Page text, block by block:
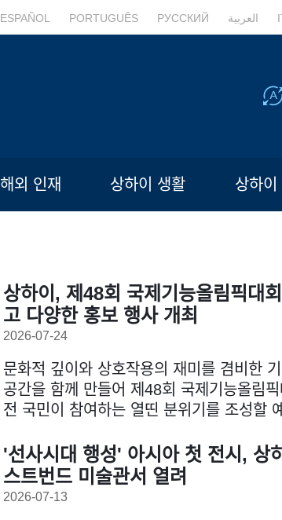
ESPAÑOL PORTUGUÊS РУССКИЙ العربية
해외 인재 상하이 생활 상하이
상하이, 제48회 국제기능올림픽대
고 다양한 홍보 행사 개최
2026-07-24
문화적 깊이와 상호작용의 재미를 겸비한
공간을 함께 만들어 제48회 국제기능올림픽
전 국민이 참여하는 열띤 분위기를 조성할
'선사시대 행성' 아시아 첫 전시, 상
스트번드 미술관서 열려
2026-07-13